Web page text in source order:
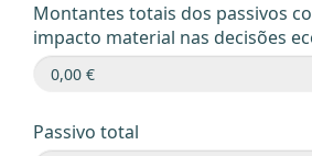
Montantes totais dos passivos
impacto material nas decisões
Passivo total